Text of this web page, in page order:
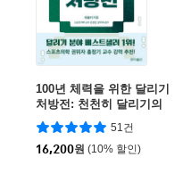
100년 체력을 위한 달리기
처방전: 천천히 달리기의
과학
51건
16,200원 (10% 할인)